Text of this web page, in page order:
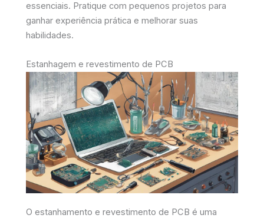
essenciais. Pratique com pequenos projetos para
ganhar experiência prática e melhorar suas
habilidades.
Estanhagem e revestimento de PCB
O estanhamento e revestimento de PCB é uma